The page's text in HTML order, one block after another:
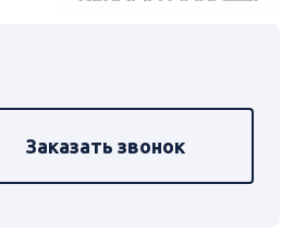
Заказать звонок